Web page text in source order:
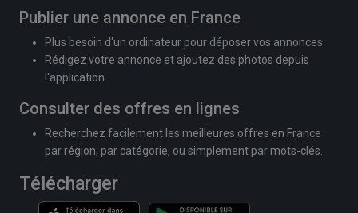
Publier une annonce en France
Plus besoin d'un ordinateur pour déposer vos annonces
Rédigez votre annonce et ajoutez des photos depuis
l'application
Consulter des offres en lignes
Recherchez facilement les meilleures offres en France
par région, par catégorie, ou simplement par mots-clés.
Télécharger